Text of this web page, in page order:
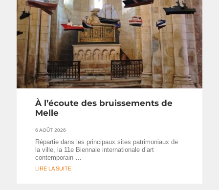
À l’écoute des bruissements de
Melle
6 AOÛT 2026
Répartie dans les principaux sites patrimoniaux de
la ville, la 11e Biennale internationale d’art
contemporain …
LIRE LA SUITE